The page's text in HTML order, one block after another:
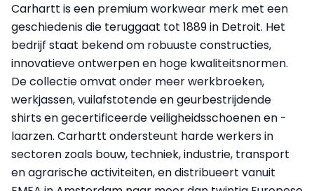
Carhartt is een premium workwear merk met een
geschiedenis die teruggaat tot 1889 in Detroit. Het
bedrijf staat bekend om robuuste constructies,
innovatieve ontwerpen en hoge kwaliteitsnormen.
De collectie omvat onder meer werkbroeken,
werkjassen, vuilafstotende en geurbestrijdende
shirts en gecertificeerde veiligheidsschoenen en -
laarzen. Carhartt ondersteunt harde werkers in
sectoren zoals bouw, techniek, industrie, transport
en agrarische activiteiten, en distribueert vanuit